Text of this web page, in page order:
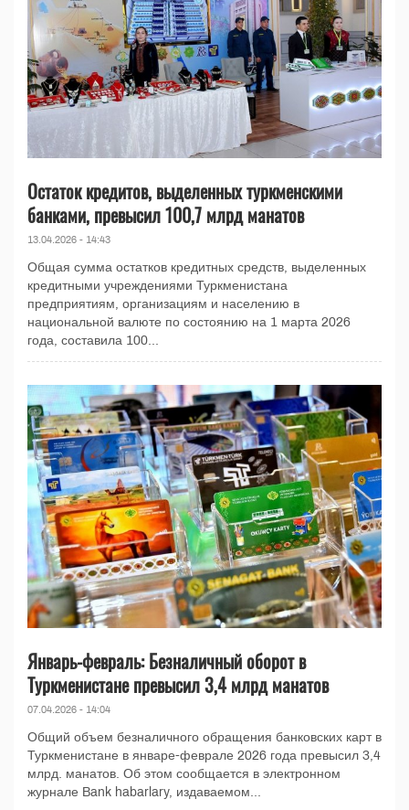
Остаток кредитов, выделенных туркменскими
банками, превысил 100,7 млрд манатов
13.04.2026 - 14:43
Общая сумма остатков кредитных средств, выделенных
кредитными учреждениями Туркменистана
предприятиям, организациям и населению в
национальной валюте по состоянию на 1 марта 2026
года, составила 100...
Январь-февраль: Безналичный оборот в
Туркменистане превысил 3,4 млрд манатов
07.04.2026 - 14:04
Общий объем безналичного обращения банковских карт в
Туркменистане в январе-феврале 2026 года превысил 3,4
млрд. манатов. Об этом сообщается в электронном
журнале Bank habarlary, издаваемом...